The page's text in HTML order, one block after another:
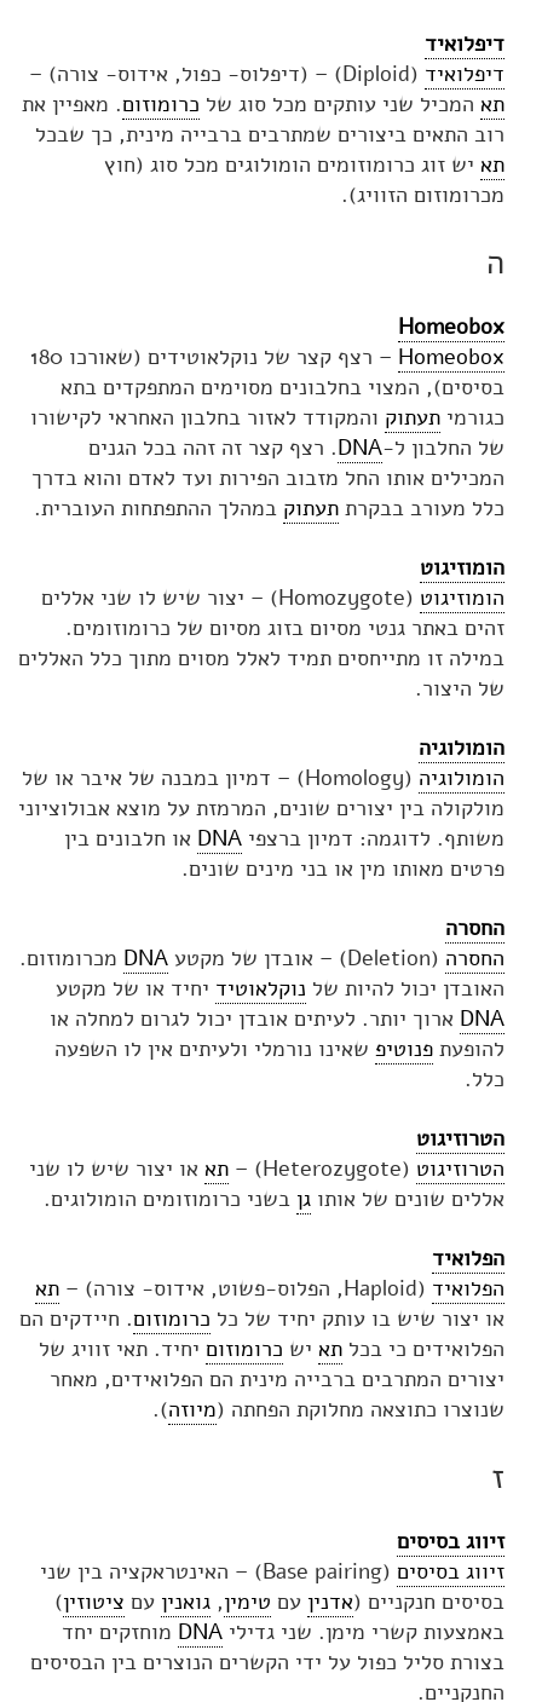
דיפלואיד
דיפלואיד (Diploid) – (דיפלוס- כפול, אידוס- צורה) –
תא המכיל שני עותקים מכל סוג של כרומוזום. מאפיין את
רוב התאים ביצורים שמתרבים ברבייה מינית, כך שבכל
תא יש זוג כרומוזומים הומולוגים מכל סוג (חוץ
מכרומוזום הזוויג).
ה
Homeobox
Homeobox
– רצף קצר של נוקלאוטידים (שאורכו 180
בסיסים), המצוי בחלבונים מסוימים המתפקדים בתא
כגורמי תעתוק והמקודד לאזור בחלבון האחראי לקישורו
של החלבון ל-DNA. רצף קצר זה זהה בכל הגנים
המכילים אותו החל מזבוב הפירות ועד לאדם והוא בדרך
כלל מעורב בבקרת תעתוק במהלך ההתפתחות העוברית.
הומוזיגוט
הומוזיגוט
(Homozygote) – יצור שיש לו שני אללים
זהים באתר גנטי מסיום בזוג מסיום של כרומוזומים.
במילה זו מתייחסים תמיד לאלל מסוים מתוך כלל האללים
של היצור.
הומולוגיה
הומולוגיה
(Homology) – דמיון במבנה של איבר או של
מולקולה בין יצורים שונים, המרמזת על מוצא אבולוציוני
משותף. לדוגמה: דמיון ברצפי DNA או חלבונים בין
פרטים מאותו מין או בני מינים שונים.
החסרה
החסרה (Deletion) – אובדן של מקטע DNA מכרומוזום.
האובדן יכול להיות של נוקלאוטיד יחיד או של מקטע
DNA ארוך יותר. לעיתים אובדן יכול לגרום למחלה או
להופעת פנוטיפ שאינו נורמלי ולעיתים אין לו השפעה
כלל.
הטרוזיגוט
הטרוזיגוט (Heterozygote) – תא או יצור שיש לו שני
אללים שונים של אותו גן בשני כרומוזומים הומולוגים.
הפלואיד
הפלואיד (Haploid, הפלוס-פשוט, אידוס- צורה) –
תא
או יצור שיש בו עותק יחיד של כל כרומוזום. חיידקים הם
הפלואידים כי בכל תא יש כרומוזום יחיד. תאי זוויג של
יצורים המתרבים ברבייה מינית הם הפלואידים, מאחר
שנוצרו כתוצאה מחלוקת הפחתה (מיוזה).
ז
זיווג בסיסים
זיווג בסיסים
(Base pairing) – האינטראקציה בין שני
בסיסים חנקניים (אדנין עם טימין, גואנין עם ציטוזין)
באמצעות קשרי מימן. שני גדילי DNA מוחזקים יחד
בצורת סליל כפול על ידי הקשרים הנוצרים בין הבסיסים
החנקניים.